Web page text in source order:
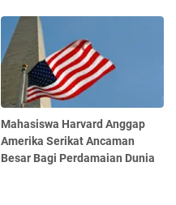
Mahasiswa Harvard Anggap
Amerika Serikat Ancaman
Besar Bagi Perdamaian Dunia